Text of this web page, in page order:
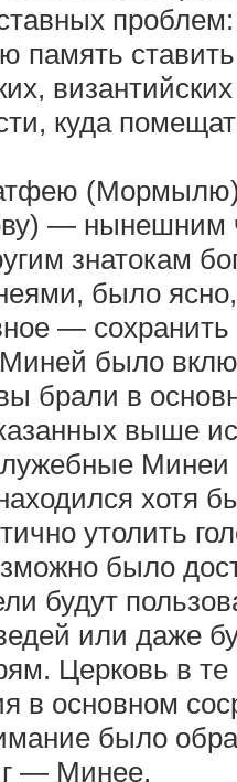
память
куда
(Мормылю),
— нынешним
знатокам
было
— сохранить
было
брали в
выше
Минеи
хотя
утолить
было
будут
или даже
Церковь в
в основном
было
— Минее.